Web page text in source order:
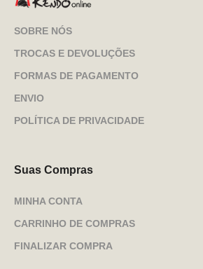
SOBRE NÓS
TROCAS E DEVOLUÇÕES
FORMAS DE PAGAMENTO
ENVIO
POLÍTICA DE PRIVACIDADE
Suas Compras
MINHA CONTA
CARRINHO DE COMPRAS
FINALIZAR COMPRA